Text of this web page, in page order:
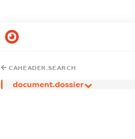
CAHEADER.SEARCH
document.dossier